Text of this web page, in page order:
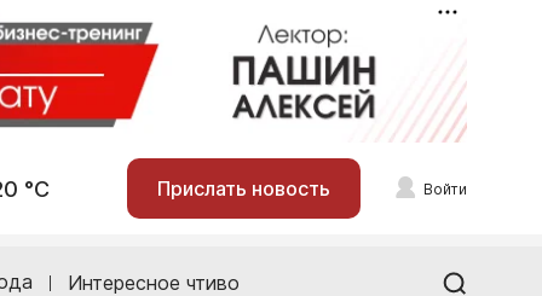
°С Прислать новость Войти
Интересное чтиво